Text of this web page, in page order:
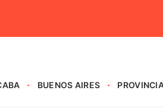
BUENOS AIRES